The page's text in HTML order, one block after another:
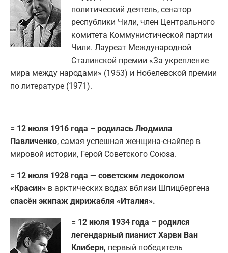
политический деятель, сенатор
республики Чили, член Центрального
комитета Коммунистической партии
Чили. Лауреат Международной
Сталинской премии «За укрепление
мира между народами» (1953) и Нобелевской премии
по литературе (1971).
= 12 июля 1916 года – родилась Людмила
Павличенко, самая успешная женщина-снайпер в
мировой истории, Герой Советского Союза.
= 12 июля 1928 года — советским ледоколом
«Красин» в арктических водах вблизи Шпицбергена
спасён экипаж дирижабля «Италия».
= 12 июля 1934 года – родился
легендарный пианист Харви Ван
Клиберн, первый победитель